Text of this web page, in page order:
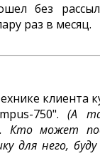
без
раз в месяц.
клиента
750". (А
Кто может
для него,